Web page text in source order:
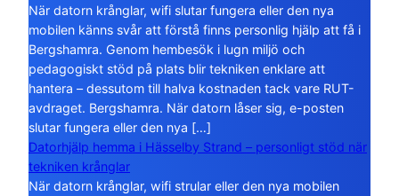
När datorn krånglar, wifi slutar fungera eller den nya
mobilen känns svår att förstå finns personlig hjälp att få i
Bergshamra. Genom hembesök i lugn miljö och
pedagogiskt stöd på plats blir tekniken enklare att
hantera – dessutom till halva kostnaden tack vare RUT-
avdraget. Bergshamra. När datorn låser sig, e-posten
slutar fungera eller den nya […]
Datorhjälp hemma i Hässelby Strand – personligt stöd när
tekniken krånglar
När datorn krånglar, wifi strular eller den nya mobilen